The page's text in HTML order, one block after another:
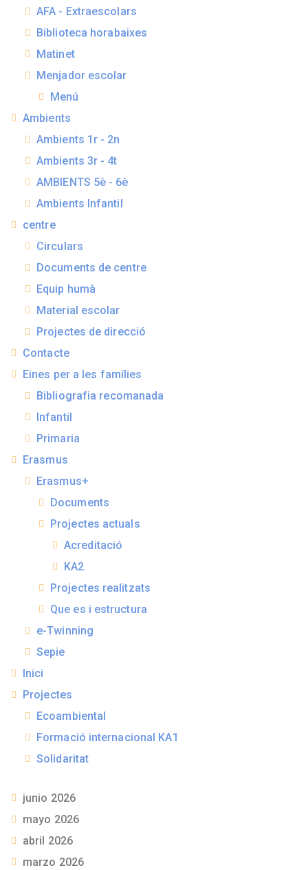
AFA - Extraescolars
Biblioteca horabaixes
Matinet
Menjador escolar
Menú
Ambients
Ambients 1r - 2n
Ambients 3r - 4t
AMBIENTS 5è - 6è
Ambients Infantil
centre
Circulars
Documents de centre
Equip humà
Material escolar
Projectes de direcció
Contacte
Eines per a les famílies
Bibliografia recomanada
Infantil
Primaria
Erasmus
Erasmus+
Documents
Projectes actuals
Acreditació
KA2
Projectes realitzats
Que es i estructura
e-Twinning
Sepie
Inici
Projectes
Ecoambiental
Formació internacional KA1
Solidaritat
junio 2026
mayo 2026
abril 2026
marzo 2026